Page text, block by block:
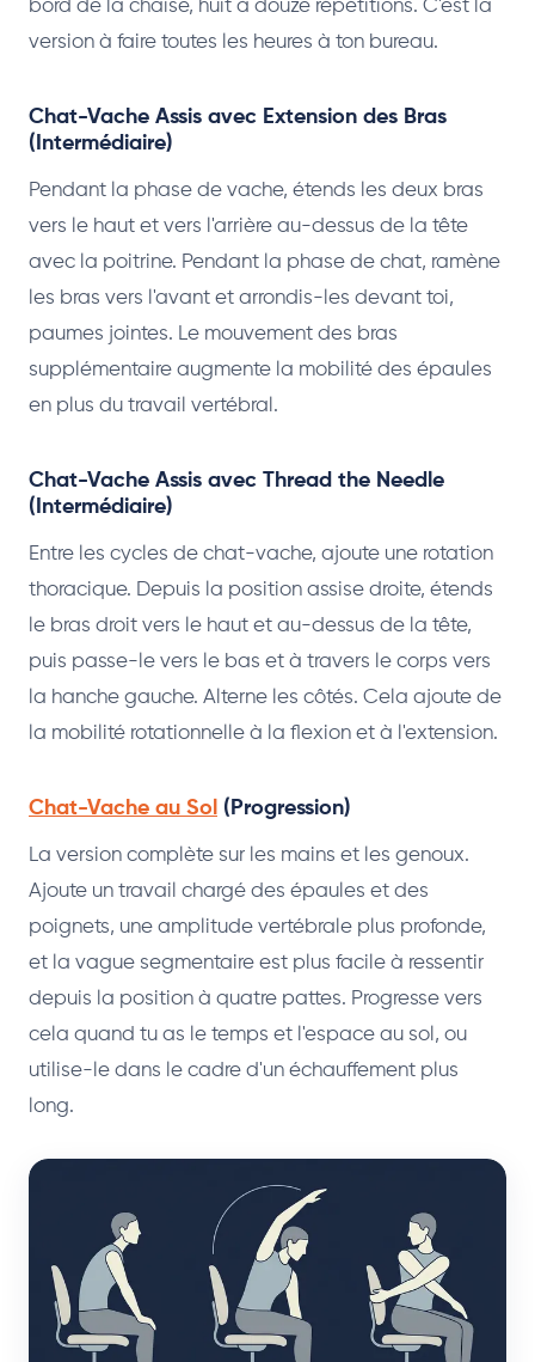
bord de la chaise, huit à douze répétitions. C'est la
version à faire toutes les heures à ton bureau.
Chat-Vache Assis avec Extension des Bras
(Intermédiaire)
Pendant la phase de vache, étends les deux bras
vers le haut et vers l'arrière au-dessus de la tête
avec la poitrine. Pendant la phase de chat, ramène
les bras vers l'avant et arrondis-les devant toi,
paumes jointes. Le mouvement des bras
supplémentaire augmente la mobilité des épaules
en plus du travail vertébral.
Chat-Vache Assis avec Thread the Needle
(Intermédiaire)
Entre les cycles de chat-vache, ajoute une rotation
thoracique. Depuis la position assise droite, étends
le bras droit vers le haut et au-dessus de la tête,
puis passe-le vers le bas et à travers le corps vers
la hanche gauche. Alterne les côtés. Cela ajoute de
la mobilité rotationnelle à la flexion et à l'extension.
Chat-Vache au Sol (Progression)
La version complète sur les mains et les genoux.
Ajoute un travail chargé des épaules et des
poignets, une amplitude vertébrale plus profonde,
et la vague segmentaire est plus facile à ressentir
depuis la position à quatre pattes. Progresse vers
cela quand tu as le temps et l'espace au sol, ou
utilise-le dans le cadre d'un échauffement plus
long.